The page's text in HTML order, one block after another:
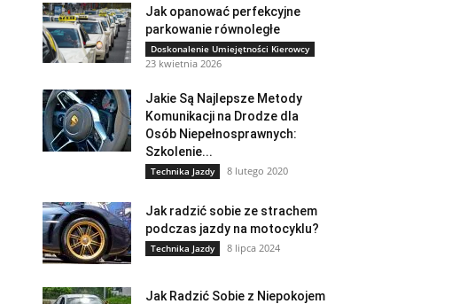
Jak opanować perfekcyjne
parkowanie równoległe
Doskonalenie Umiejętności Kierowcy
23 kwietnia 2026
Jakie Są Najlepsze Metody
Komunikacji na Drodze dla
Osób Niepełnosprawnych:
Szkolenie...
Technika Jazdy 8 lutego 2020
Jak radzić sobie ze strachem
podczas jazdy na motocyklu?
Technika Jazdy 8 lipca 2024
Jak Radzić Sobie z Niepokojem